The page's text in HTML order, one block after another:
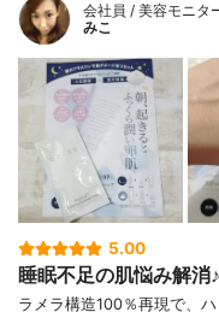
会社員 / 美容モニタ
みこ
5.00
睡眠不足の肌悩み解消♪
ラメラ構造100％再現で、